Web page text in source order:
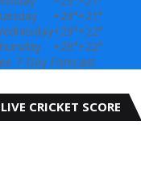
+29°+21°
+29°+22°
+29°+22°
7-Day Forecast
LIVE CRICKET SCORE